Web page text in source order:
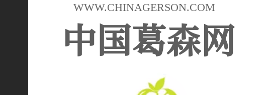
中国葛森网
WWW.CHINAGERSON.COM